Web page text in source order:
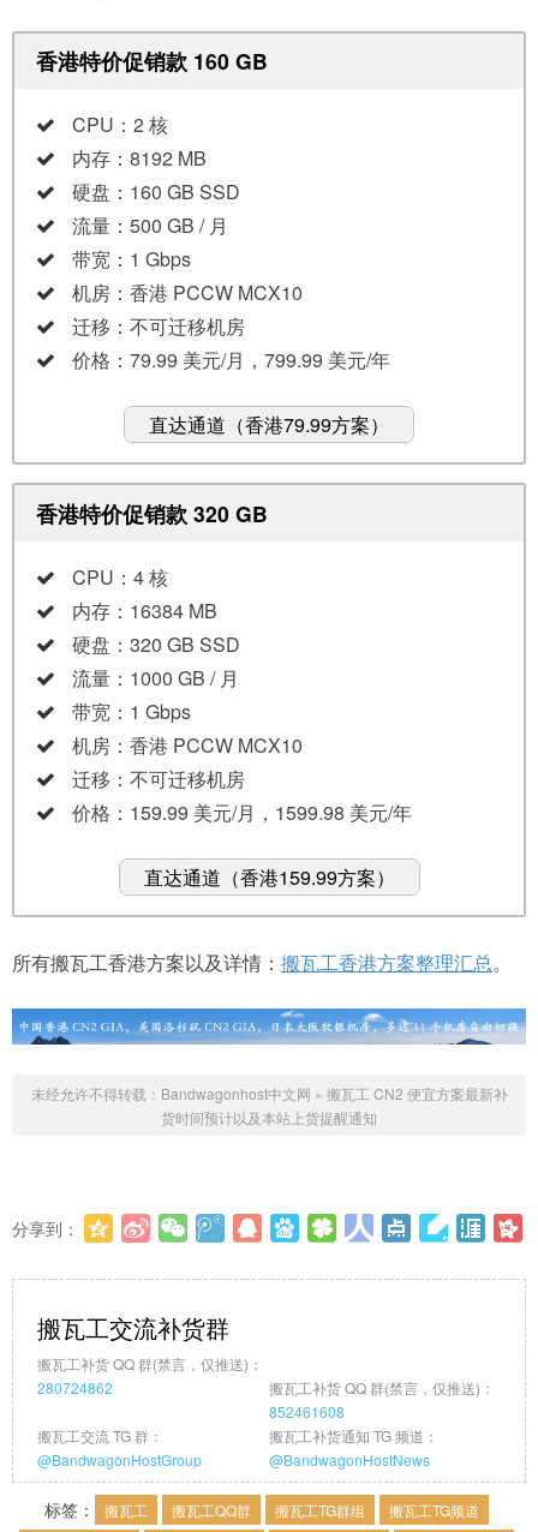
香港特价促销款 160 GB
CPU：2 核
内存：8192 MB
硬盘：160 GB SSD
流量：500 GB / 月
带宽：1 Gbps
机房：香港 PCCW MCX10
迁移：不可迁移机房
价格：79.99 美元/月，799.99 美元/年
直达通道（香港79.99方案）
香港特价促销款 320 GB
CPU：4 核
内存：16384 MB
硬盘：320 GB SSD
流量：1000 GB / 月
带宽：1 Gbps
机房：香港 PCCW MCX10
迁移：不可迁移机房
价格：159.99 美元/月，1599.98 美元/年
直达通道（香港159.99方案）
所有搬瓦工香港方案以及详情： 搬瓦工香港方案整理汇总。
未经允许不得转载： Bandwagonhost中文网 » 搬瓦工 CN2 便宜方案最新补
货时间预计以及本站上货提醒通知
分享到：
搬瓦工交流补货群
搬瓦工补货 QQ 群(禁言，仅推送)：
280724862
搬瓦工补货 QQ 群(禁言，仅推送)：
852461608
搬瓦工交流 TG 群：
@BandwagonHostGroup
搬瓦工补货通知 TG 频道：
@BandwagonHostNews
标签： 搬瓦工 搬瓦工QQ群 搬瓦工TG群组 搬瓦工TG频道